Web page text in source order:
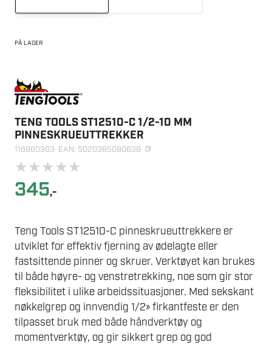
PÅ LAGER
TENG TOOLS ST12510-C 1/2-10 MM
PINNESKRUEUTTREKKER
116960303· EAN: 5020385080638
★★★★★
345,-
Teng Tools ST12510-C pinneskrueuttrekkere er
utviklet for effektiv fjerning av ødelagte eller
fastsittende pinner og skruer. Verktøyet kan brukes
til både høyre- og venstretrekking, noe som gir stor
fleksibilitet i ulike arbeidssituasjoner. Med sekskant
nøkkelgrep og innvendig 1/2» firkantfeste er den
tilpasset bruk med både håndverktøy og
momentverktøy, og gir sikkert grep og god